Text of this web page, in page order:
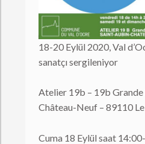
18-20 Eylül 2020, Val
sanatçı sergileniyor
Atelier 19b – 19b Grande
Château-Neuf – 89110 Le
Cuma 18 Eylül saat